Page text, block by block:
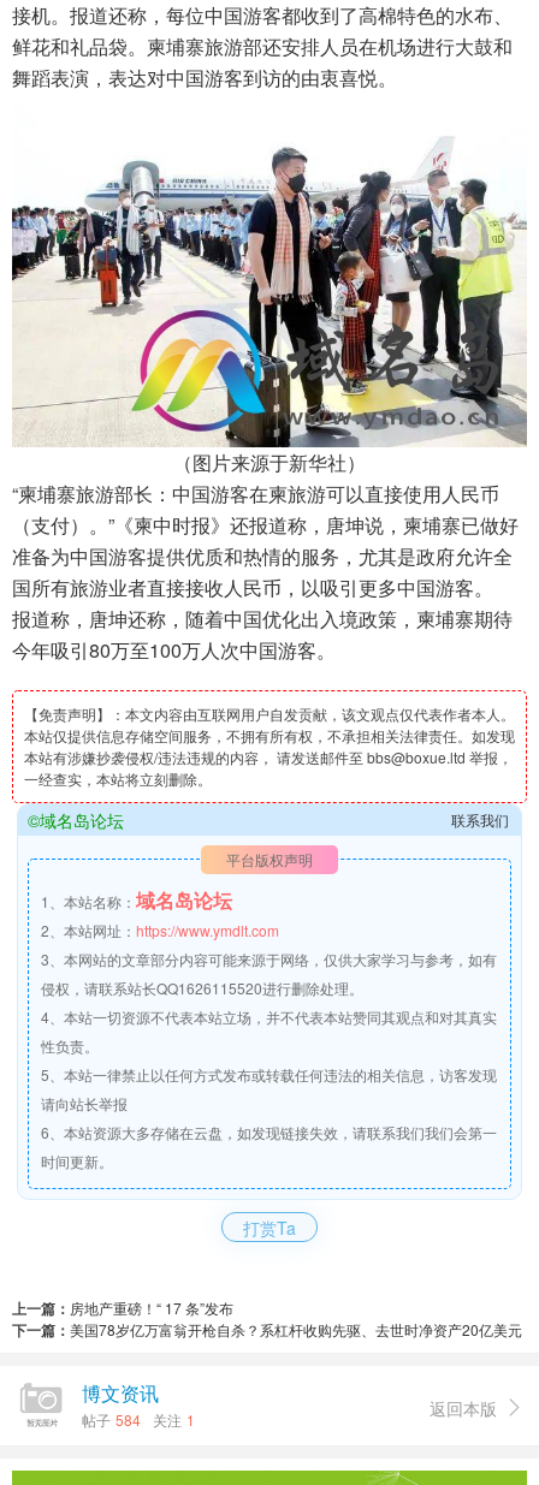
接机。报道还称，每位中国游客都收到了高棉特色的水布、
鲜花和礼品袋。柬埔寨旅游部还安排人员在机场进行大鼓和
舞蹈表演，表达对中国游客到访的由衷喜悦。
（图片来源于新华社）
“柬埔寨旅游部长：中国游客在柬旅游可以直接使用人民币
（支付）。”《柬中时报》还报道称，唐坤说，柬埔寨已做好
准备为中国游客提供优质和热情的服务，尤其是政府允许全
国所有旅游业者直接接收人民币，以吸引更多中国游客。
报道称，唐坤还称，随着中国优化出入境政策，柬埔寨期待
今年吸引80万至100万人次中国游客。
【免责声明】：本文内容由互联网用户自发贡献，该文观点仅代表作者本人。
本站仅提供信息存储空间服务，不拥有所有权，不承担相关法律责任。如发现
本站有涉嫌抄袭侵权/违法违规的内容， 请发送邮件至 bbs@boxue.ltd 举报，
一经查实，本站将立刻删除。
©域名岛论坛
平台版权声明
1、本站名称：域名岛论坛
2、本站网址：https://www.ymdlt.com
3、本网站的文章部分内容可能来源于网络，仅供大家学习与参考，如有
侵权，请联系站长QQ1626115520进行删除处理。
4、本站一切资源不代表本站立场，并不代表本站赞同其观点和对其真实
性负责。
5、本站一律禁止以任何方式发布或转载任何违法的相关信息，访客发现
请向站长举报
6、本站资源大多存储在云盘，如发现链接失效，请联系我们我们会第一
时间更新。
联系我们
打赏Ta
上一篇： 房地产重磅！“ 17 条”发布
下一篇： 美国78岁亿万富翁开枪自杀？系杠杆收购先驱、去世时净资产20亿美元
博文资讯
帖子 584 关注 1 返回本版 